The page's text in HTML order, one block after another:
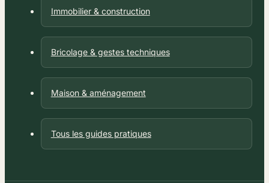
Immobilier & construction
Bricolage & gestes techniques
Maison & aménagement
Tous les guides pratiques